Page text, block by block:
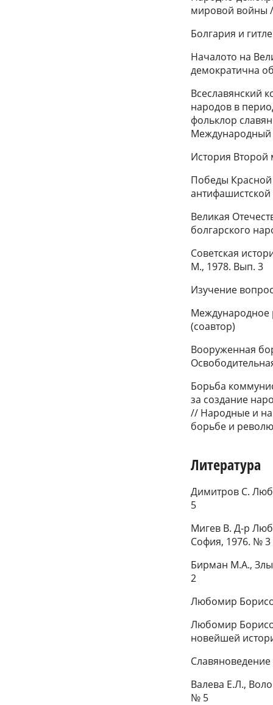
мировой войны
Болгария и
Началото на
демократична
Всеславянский
народов в
фольклор
Международный
История Второй
Победы
Великая
болгарского
Советская
М., 1978. Вып. 3
Изучение
Международное
(соавтор)
Вооруженная
Борьба
за создание
// Народные и
борьбе и
Литература
Димитров С.
5
Мигев В. Д-р
София, 1976. № 3
Бирман М.А.,
2
Любомир
Любомир
новейшей
Валева Е.Л.,
№ 5